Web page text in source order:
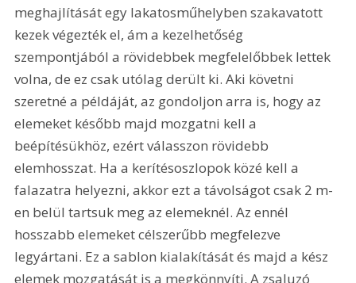
meghajlítását egy lakatosműhelyben szakavatott
kezek végezték el, ám a kezelhetőség
szempontjából a rövidebbek megfelelőbbek lettek
volna, de ez csak utólag derült ki. Aki követni
szeretné a példáját, az gondoljon arra is, hogy az
elemeket később majd mozgatni kell a
beépítésükhöz, ezért válasszon rövidebb
elemhosszat. Ha a kerítésoszlopok közé kell a
falazatra helyezni, akkor ezt a távolságot csak 2 m-
en belül tartsuk meg az elemeknél. Az ennél
hosszabb elemeket célszerűbb megfelezve
legyártani. Ez a sablon kialakítását és majd a kész
elemek mozgatását is a megkönnyíti. A zsaluzó